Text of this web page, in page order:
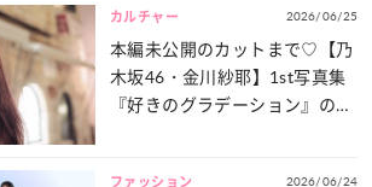
カルチャー 2026/06/25
本編未公開のカットまで♡【乃
木坂46・金川紗耶】1st写真集
『好きのグラデーション』の魅
ファッション 2026/06/24